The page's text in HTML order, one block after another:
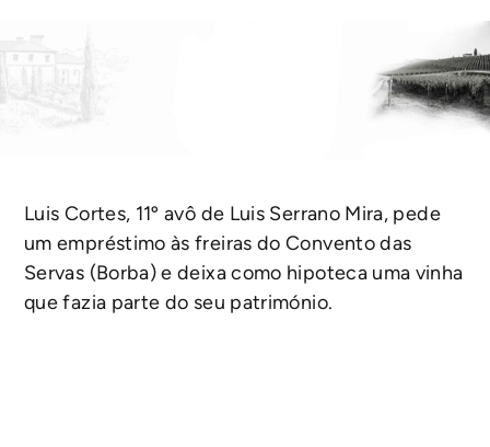
Luis Cortes, 11º avô de Luis Serrano Mira, pede
um empréstimo às freiras do Convento das
Servas (Borba) e deixa como hipoteca uma vinha
que fazia parte do seu património.